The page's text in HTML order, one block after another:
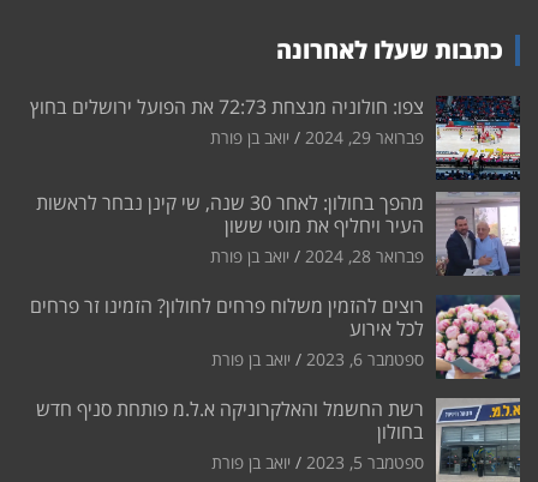
כתבות שעלו לאחרונה
צפו: חולוניה מנצחת 72:73 את הפועל ירושלים בחוץ
פברואר 29, 2024 יואב בן פורת
מהפך בחולון: לאחר 30 שנה, שי קינן נבחר לראשות
העיר ויחליף את מוטי ששון
פברואר 28, 2024 יואב בן פורת
רוצים להזמין משלוח פרחים לחולון? הזמינו זר פרחים
לכל אירוע
ספטמבר 6, 2023 יואב בן פורת
רשת החשמל והאלקרוניקה א.ל.מ פותחת סניף חדש
בחולון
ספטמבר 5, 2023 יואב בן פורת